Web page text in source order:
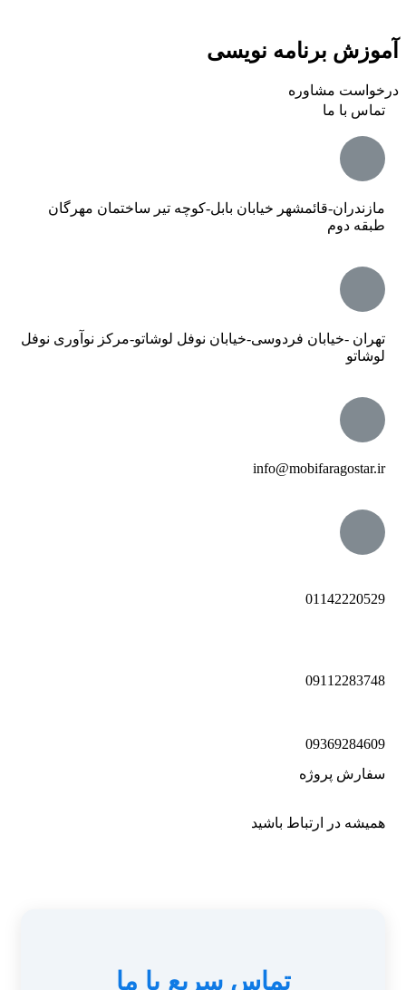
آموزش برنامه نویسی
درخواست مشاوره
تماس با ما
مازندران-قائمشهر خیابان بابل-کوچه تیر ساختمان مهرگان
طبقه دوم
تهران -خیابان فردوسی-خیابان نوفل لوشاتو-مرکز نوآوری نوفل
لوشاتو
info@mobifaragostar.ir
01142220529
09112283748
09369284609
سفارش پروژه
همیشه در ارتباط باشید
تماس سریع با ما